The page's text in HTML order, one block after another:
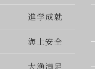
進学成就
海上安全
大漁満足